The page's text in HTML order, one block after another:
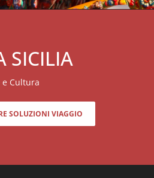
SICILIA
Cultura
SOLUZIONI VIAGGIO